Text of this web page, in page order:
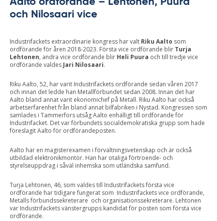
och Nilosaari vice
Industrifackets extraordinarie kongress har valt Riku Aalto som
ordförande för åren 2018-2023. Första vice ordförande blir Turja
Lehtonen, andra vice ordförande blir Heli Puura och till tredje vice
ordförande valdes Jari Nilosaari.
Riku Aalto, 52, har varit Industrifackets ordförande sedan våren 2017
och innan det ledde han Metallförbundet sedan 2008. Innan det har
Aalto bland annat varit ekonomichef på Metall. Riku Aalto har också
arbetserfarenhet från bland annat bilfabriken i Nystad. Kongressen som
samlades i Tammerfors utsåg Aalto enhälligt till ordförande för
Industrifacket. Det var förbundets socialdemokratiska grupp som hade
föreslagit Aalto för ordförandeposten.
Aalto har en magisterexamen i förvaltningsvetenskap och är också
utbildad elektronikmontör. Han har otaliga förtroende- och
styrelseuppdrag i såväl inhemska som utländska samfund.
Turja Lehtonen, 46, som valdes till Industrifackets första vice
ordförande har tidigare fungerat som Industrifackets vice ordförande,
Metalls förbundssekreterare och organisationssekreterare. Lehtonen
var Industrifackets vänstergrupps kandidat för posten som första vice
ordförande.